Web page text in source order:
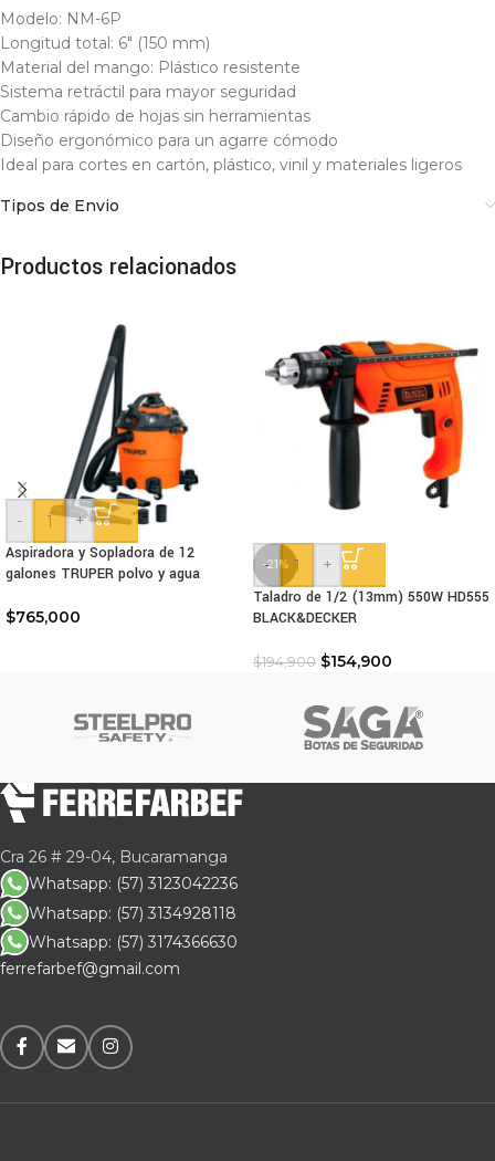
Modelo: NM-6P
Longitud total: 6″ (150 mm)
Material del mango: Plástico resistente
Sistema retráctil para mayor seguridad
Cambio rápido de hojas sin herramientas
Diseño ergonómico para un agarre cómodo
Ideal para cortes en cartón, plástico, vinil y materiales ligeros
Tipos de Envio
Productos relacionados
-
+
Aspiradora y Sopladora de 12
galones TRUPER polvo y agua
$765,000
-21%
-
+
Taladro de 1/2 (13mm) 550W HD555
BLACK&DECKER
$194,900 $154,900
Cra 26 # 29-04, Bucaramanga
Whatsapp: (57) 3123042236
Whatsapp: (57) 3134928118
Whatsapp: (57) 3174366630
ferrefarbef@gmail.com